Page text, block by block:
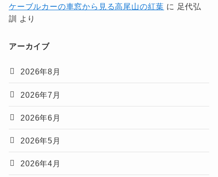
ケーブルカーの車窓から見る高尾山の紅葉 に 足代弘
訓
より
アーカイブ
2026年8月
2026年7月
2026年6月
2026年5月
2026年4月